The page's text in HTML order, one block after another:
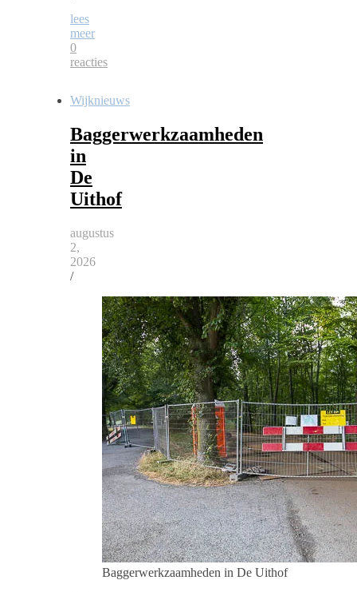
lees
meer
0
reacties
Wijknieuws
Baggerwerkzaamheden
in
De
Uithof
augustus
2,
2026
/
Baggerwerkzaamheden in De Uithof